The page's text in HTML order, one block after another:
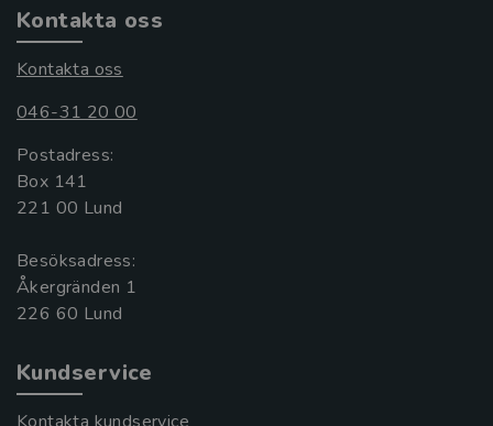
Kontakta oss
Kontakta oss
046-31 20 00
Postadress:
Box 141
221 00 Lund
Besöksadress:
Åkergränden 1
Kundservice